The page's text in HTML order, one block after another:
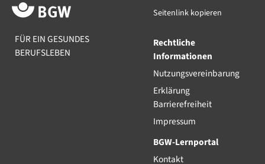
FÜR EIN GESUNDES
BERUFSLEBEN
Seitenlink kopieren
Rechtliche
Informationen
Nutzungsvereinbarung
Erklärung
Barrierefreiheit
Impressum
BGW-Lernportal
Kontakt